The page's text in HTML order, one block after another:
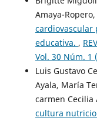
Amaya-Ropero,
cardiovascular
educativa. ,
Vol. 30 Núm. 1
Luis Gustavo
Ayala, María
carmen Cecilia
cultura